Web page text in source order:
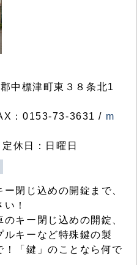
中標津町東３８条北1
：0153-73-3631 / m
休日：日曜日
閉じ込めの開錠まで、
！
キー閉じ込めの開錠、
キーなど特殊鍵の製
！「鍵」のことなら何で